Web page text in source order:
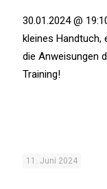
30.01.2024 @
kleines Handtuch,
die Anweisungen
Training!
11. Juni 2024